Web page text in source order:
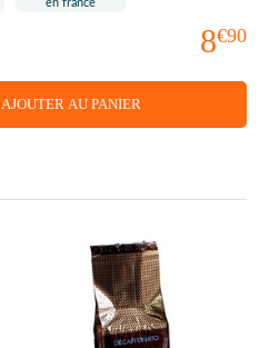
8€90
AJOUTER AU PANIER